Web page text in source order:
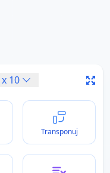
x 10
Transponuj